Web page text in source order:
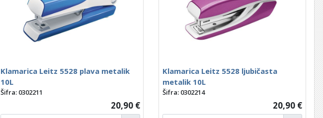
Klamarica Leitz 5528 plava metalik
10L
Šifra: 0302211
20,90 €
Klamarica Leitz 5528 ljubičasta
metalik 10L
Šifra: 0302214
20,90 €